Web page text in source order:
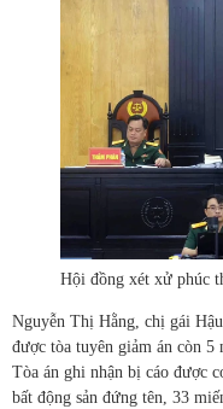
Hội đồng xét xử phúc
Nguyễn Thị Hằng, chị gái
được tòa tuyên giảm án còn 5
Tòa án ghi nhận bị cáo được
bất động sản đứng tên, 33